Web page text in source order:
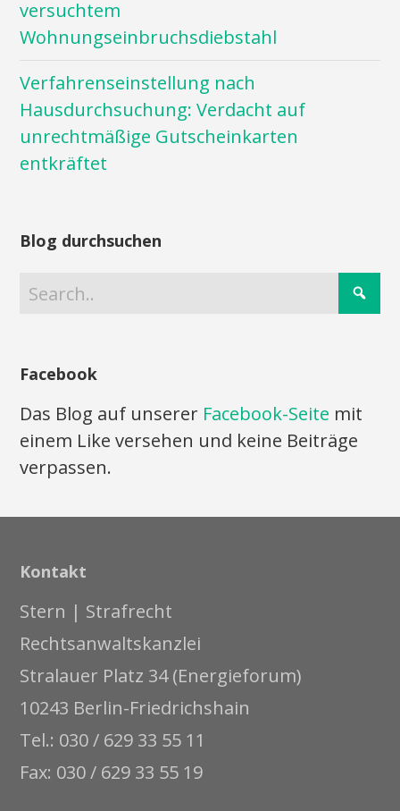
versuchtem
Wohnungseinbruchsdiebstahl
Verfahrenseinstellung nach
Hausdurchsuchung: Verdacht auf
unrechtmäßige Gutscheinkarten
entkräftet
Blog durchsuchen
Facebook
Das Blog auf unserer Facebook-Seite mit
einem Like versehen und keine Beiträge
verpassen.
Kontakt
Stern | Strafrecht
Rechtsanwaltskanzlei
Stralauer Platz 34 (Energieforum)
10243 Berlin-Friedrichshain
Tel.: 030 / 629 33 55 11
Fax: 030 / 629 33 55 19